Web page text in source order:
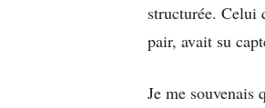
structurée. Celui
pair, avait su
Je me souvenais